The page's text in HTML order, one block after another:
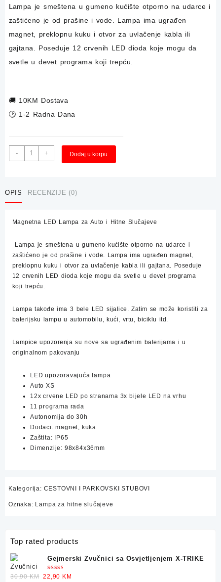
Lampa je smeštena u gumeno kućište otporno na udarce i
zaštićeno je od prašine i vode. Lampa ima ugrađen
magnet, preklopnu kuku i otvor za uvlačenje kabla ili
gajtana. Poseduje 12 crvenih LED dioda koje mogu da
svetle u devet programa koji trepću.
🚚 10KM Dostava
🕑 1-2 Radna Dana
-
Magnetna
LED
Auto
Slučajeve
+ Dodaj u korpu
OPIS RECENZIJE (0)
Magnetna LED Lampa za Auto i Hitne Slučajeve
Lampa je smeštena u gumeno kućište otporno na udarce i
zaštićeno je od prašine i vode. Lampa ima ugrađen magnet,
preklopnu kuku i otvor za uvlačenje kabla ili gajtana. Poseduje
12 crvenih LED dioda koje mogu da svetle u devet programa
koji trepću.
Lampa takođe ima 3 bele LED sijalice. Zatim se može koristiti za
baterijsku lampu u automobilu, kući, vrtu, biciklu itd.
Lampice upozorenja su nove sa ugrađenim baterijama i u
originalnom pakovanju
LED upozoravajuća lampa
Auto XS
12x crvene LED po stranama 3x bijele LED na vrhu
11 programa rada
Autonomija do 30h
Dodaci: magnet, kuka
Zaštita: IP65
Dimenzije: 98x84x36mm
Kategorija: CESTOVNI I PARKOVSKI STUBOVI
Oznaka: Lampa za hitne slučajeve
Top rated products
Gejmerski Zvučnici sa Osvjetljenjem X-TRIKE
Ocjenjeno
5.00 od 5
30,90KM Original
22,90 KM